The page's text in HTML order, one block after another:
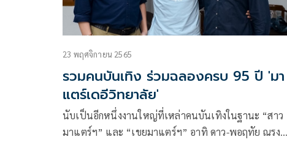
23 พฤศจิกายน 2565
รวมคนบันเทิง ร่วมฉลองครบ 95 ปี 'มา
แตร์เดอีวิทยาลัย'
นับเป็นอีกหนึ่งงานใหญ่ที่เหล่าคนบันเทิงในฐานะ “สาว
มาแตร์ฯ” และ “เขยมาแตร์ฯ” อาทิ ดาว-พอฤทัย ณรงค์